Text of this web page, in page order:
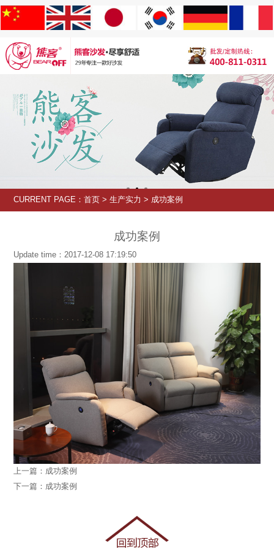
CURRENT PAGE：首页 >生产实力 > 成功案例
成功案例
Update time：2017-12-08 17:19:50
上一篇：成功案例
下一篇：成功案例